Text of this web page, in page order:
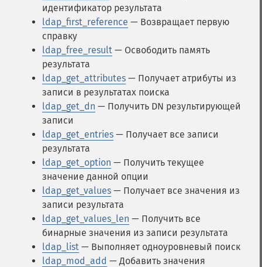
идентификатор результата
ldap_first_reference — Возвращает первую
справку
ldap_free_result — Освободить память
результата
ldap_get_attributes — Получает атрибуты из
записи в результатах поиска
ldap_get_dn — Получить DN результирующей
записи
ldap_get_entries — Получает все записи
результата
ldap_get_option — Получить текущее
значение данной опции
ldap_get_values — Получает все значения из
записи результата
ldap_get_values_len — Получить все
бинарные значения из записи результата
ldap_list — Выполняет одноуровневый поиск
ldap_mod_add — Добавить значения